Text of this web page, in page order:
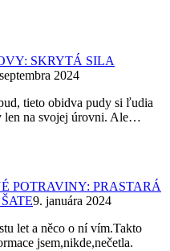
SKRYTÁ SILA
2024
tieto obidva pudy si ľudia
len na svojej úrovni. Ale…
POTRAVINY: PRASTARÁ
9. januára 2024
let a něco o ní vím.Takto
jsem,nikde,nečetla.